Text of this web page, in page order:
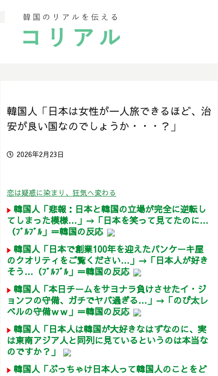
韓国人「日本は女性が一人旅できるほど、治
安が良い国なのでしょうか・・・？」
2026年2月23日
恋は疑惑に染まり、狂気へ変わる
韓国人「悲報：日本と韓国の立場が完全に逆転し
てしまった模様…」→「日本を笑って見てたのに…
（ﾌﾞﾙﾌﾞﾙ」＝韓国の反応
韓国人「日本で創業100年を迎えたパンケーキ屋
のクオリティをご覧ください…」→「日本人が好き
そう…（ﾌﾞﾙﾌﾞﾙ」＝韓国の反応
韓国人「本日チームをサヨナラ負けさせたイ・ジ
ョンフの守備、ガチでヤバ過ぎる…」→「のび太レ
ベルの守備ｗｗ」＝韓国の反応
韓国人「日本人は韓国が大好きなはずなのに、実
は東南アジア人と同列に見ているというのは本当な
のですか？」
韓国人「ぶっちゃけ日本人って韓国人のことをど